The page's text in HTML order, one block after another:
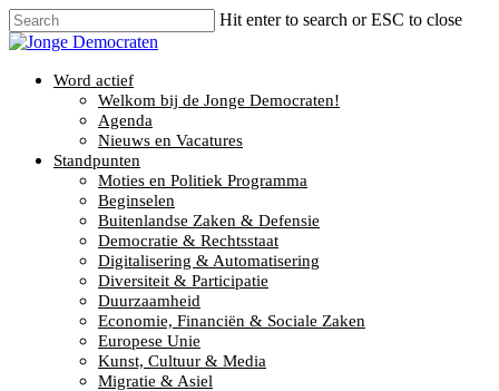
Hit enter to search or ESC to close
Word actief
Welkom bij de Jonge Democraten!
Agenda
Nieuws en Vacatures
Standpunten
Moties en Politiek Programma
Beginselen
Buitenlandse Zaken & Defensie
Democratie & Rechtsstaat
Digitalisering & Automatisering
Diversiteit & Participatie
Duurzaamheid
Economie, Financiën & Sociale Zaken
Europese Unie
Kunst, Cultuur & Media
Migratie & Asiel